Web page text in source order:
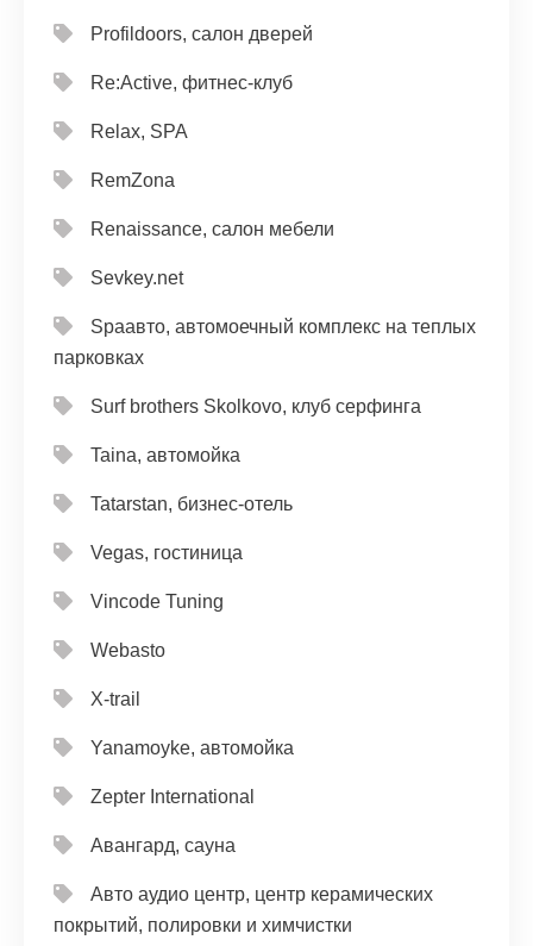
Profildoors, салон дверей
Re:Active, фитнес-клуб
Relax, SPA
RemZona
Renaissance, салон мебели
Sevkey.net
Spaавто, автомоечный комплекс на теплых
парковках
Surf brothers Skolkovo, клуб серфинга
Taina, автомойка
Tatarstan, бизнес-отель
Vegas, гостиница
Vincode Tuning
Webasto
X-trail
Yanamoyke, автомойка
Zepter International
Авангард, сауна
Авто аудио центр, центр керамических
покрытий, полировки и химчистки